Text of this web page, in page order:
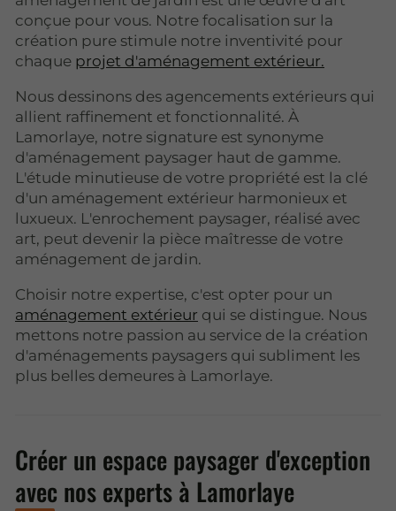
conçue pour vous. Notre focalisation sur la
création pure stimule notre inventivité pour
chaque projet d'aménagement extérieur.
Nous dessinons des agencements extérieurs qui
allient raffinement et fonctionnalité. À
Lamorlaye, notre signature est synonyme
d'aménagement paysager haut de gamme.
L'étude minutieuse de votre propriété est la clé
d'un aménagement extérieur harmonieux et
luxueux. L'enrochement paysager, réalisé avec
art, peut devenir la pièce maîtresse de votre
aménagement de jardin.
Choisir notre expertise, c'est opter pour un
aménagement extérieur qui se distingue. Nous
mettons notre passion au service de la création
d'aménagements paysagers qui subliment les
plus belles demeures à Lamorlaye.
Créer un espace paysager d'exception
avec nos experts à Lamorlaye